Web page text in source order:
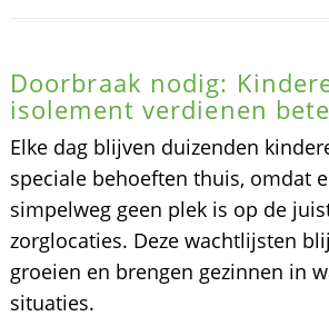
Doorbraak nodig:
isolement verdienen
Elke dag blijven duizenden
speciale behoeften thuis, omdat
simpelweg geen plek is op de
zorglocaties. Deze wachtlijsten
groeien en brengen gezinnen in
situaties.